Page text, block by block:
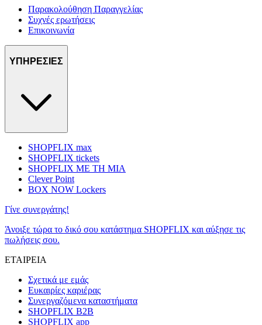
Παρακολούθηση Παραγγελίας
Συχνές ερωτήσεις
Επικοινωνία
ΥΠΗΡΕΣΙΕΣ
SHOPFLIX max
SHOPFLIX tickets
SHOPFLIX ΜΕ ΤΗ ΜΙΑ
Clever Point
BOX NOW Lockers
Γίνε συνεργάτης!
Άνοιξε τώρα το δικό σου κατάστημα SHOPFLIX και αύξησε τις
πωλήσεις σου.
ΕΤΑΙΡΕΙΑ
Σχετικά με εμάς
Ευκαιρίες καριέρας
Συνεργαζόμενα καταστήματα
SHOPFLIX B2B
SHOPFLIX app